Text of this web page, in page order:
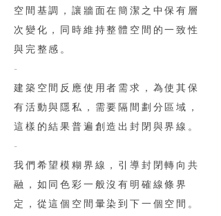
空間基調，讓牆面在簡潔之中保有層
次變化，同時維持整體空間的一致性
與完整感。
-
建築空間反應使用者需求，為使其保
有活動與隱私，需要隔間劃分區域，
這樣的結果普遍創造出封閉與界線。
-
我們希望模糊界線，引導封閉轉向共
融，如同色彩一般沒有明確線條界
定，從這個空間暈染到下一個空間。